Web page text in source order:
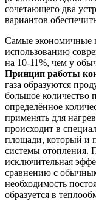
сочетающего два
вариантов
Самые экономичные
использованию
на 10-11%, чем у
Принцип работы
газа образуются
большое количество
определённое
применять для
происходит в
площади, который и
системы отопления.
исключительная
сравнению с
необходимость
образуется в